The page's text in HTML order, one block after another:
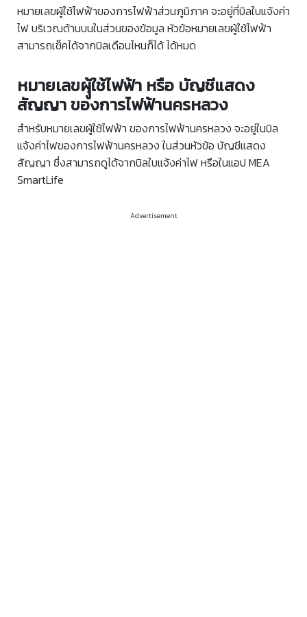
หมายเลขผู้ใช้ไฟฟ้าของการไฟฟ้าส่วนภูมิภาค จะอยู่ที่บิลใบแจ้งค่า
ไฟ บริเวณด้านบนในส่วนของข้อมูล หัวข้อหมายเลขผู้ใช้ไฟฟ้า
สามารถเช็คได้จากบิลเดือนไหนก็ได้ ได้หมด
หมายเลขผุู้ใช้ไฟฟ้า หรือ บัญชีแสดง
สัญญา ของการไฟฟ้านครหลวง
สำหรับหมายเลขผู้ใช้ไฟฟ้า ของการไฟฟ้านครหลวง จะอยู่ในบิล
แจ้งค่าไฟของการไฟฟ้านครหลวง ในส่วนหัวข้อ บัญชีแสดง
สัญญา ซึ่งสามารถดูได้จากบิลใบแจ้งค่าไฟ หรือในแอป MEA
SmartLife
Advertisement